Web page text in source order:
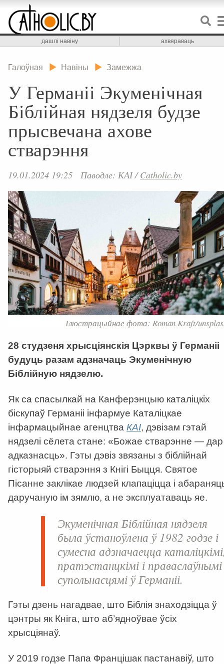
дашлі навіну ахвяраваць
Галоўная Навіны Замежжа
У Германіі Экуменічная
Біблійная нядзеля будзе
прысвечана ахове
стварэння
19.01.2024 19:25 Паводле: КАІ/Catholic.by
Ілюстрацыйнае фота: Roman Kraft/
28 студзеня хрысціянскія Цэрквы ў Германіі
будуць разам адзначаць Экуменічную
Біблійную нядзелю.
Як са спасылкай на Канферэнцыю каталіцкіх
біскупаў Германіі інфармуе Каталіцкае
інфармацыйнае агенцтва КАІ, дэвізам гэтай
нядзелі сёлета стане: «Божае стварэнне — дар
адказнасць». Гэты дэвіз звязаны з біблійнай
гісторыяй стварэння з Кнігі Быцця. Святое
Пісанне заклікае людзей клапаціцца і
даручаную ім зямлю, а не эксплуатаваць яе.
Экуменічная Біблійная нядзеля
была ўстаноўлена ў 1982 годзе і
сумесна адзначаецца
пратэстанцкімі і праваслаўнымі
супольнасцямі ў Германіі.
Гэты дзень нагадвае, што Біблія знаходзіцца ў
цэнтры як Кніга, што аб’ядноўвае ўсіх
хрысціянаў.
У 2019 годзе Папа Францішак пастанавіў, што